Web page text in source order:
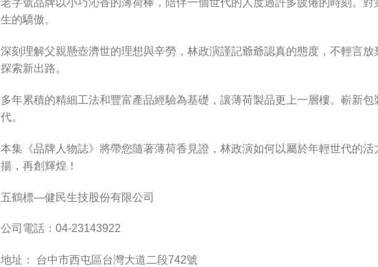
老字號品牌以小巧沁香的薄荷棒，陪伴一個世代的人度過許多疲倦的時刻。
生的驕傲。
深刻理解父親懸壺濟世的理想與辛勞，林政演謹記爺爺認真的態度，不輕言
探索新出路。
多年累積的精細工法和豐富產品經驗為基礎，讓薄荷製品更上一層樓。嶄新
代。
本集《品牌人物誌》將帶您隨著薄荷香見證，林政演如何以屬於年輕世代的
揚，再創輝煌！
五鶴標—健民生技股份有限公司
公司電話：04-23143922
地址： 台中市西屯區台灣大道二段742號